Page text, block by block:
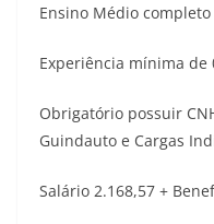
Ensino Médio completo
Experiência mínima de
Obrigatório possuir
Guindauto e Cargas
Salário 2.168,57 +